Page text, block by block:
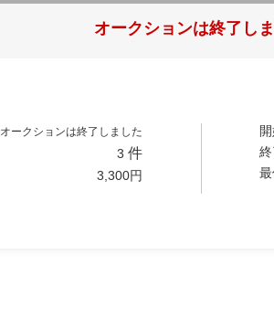
オークションは終了し
オークションは終了しました
3 件
3,300円